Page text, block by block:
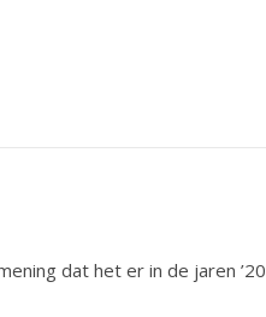
dat het er in de jaren ’20